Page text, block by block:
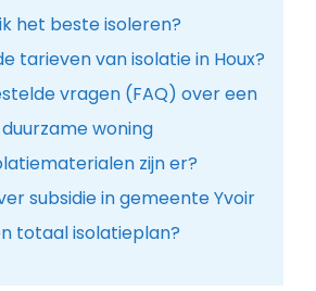
het beste isoleren?
tarieven van isolatie in Houx?
vragen (FAQ) over een
woning
zijn er?
subsidie in gemeente Yvoir
totaal isolatieplan?